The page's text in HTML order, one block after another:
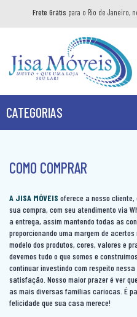
Frete Grátis para o Rio de Janeiro,
CATEGORIAS
PRODUTOS
GABINETE
KIT GABINETE
COZINHA
AÉREO
BALCÃO
BALÇÃO + PAINEL
BALCÃO AÇO
DIVERSOS
BANDEJA DECORATIVA
LIVREIRO
MESA GAMER
DORMITÓRIO
BASE BOX BAÚ CASAL
BASE BOX BAÚ SOLTEIRÃO
ESCRITÓRIO
ESCRIVANINHA
INFANTIL
COMO COMPRAR
A JISA MÓVEIS oferece a nosso
sua compra, com seu atendimento via
a entrega, assim mantendo todas as
proporcionando uma margem de
modelo dos produtos, cores, valores e
devemos tudo o que somos e
continuar investindo com respeito
satisfação. Nosso maior prazer é ver
as mais diversas famílias cariocas. É
felicidade que sua casa merece!